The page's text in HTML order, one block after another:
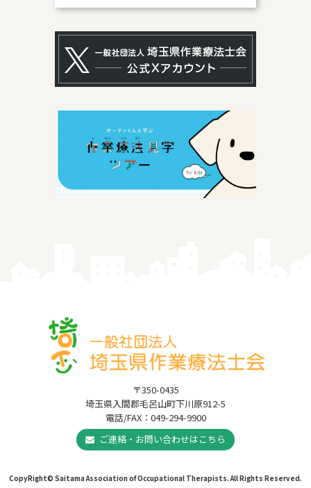
〒350-0435
埼玉県入間郡毛呂山町下川原912-5
電話/FAX：049-294-9900
ご連絡・お問い合わせはこちら
CopyRight© Saitama Association of Occupational Therapists. All Rights Reserved.